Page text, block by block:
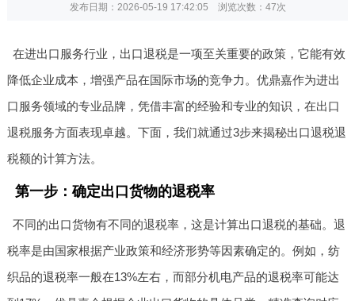
发布日期：2026-05-19 17:42:05 浏览次数： 47次
在进出口服务行业，出口退税是一项至关重要的政策，它能有效
降低企业成本，增强产品在国际市场的竞争力。优鼎嘉作为进出
口服务领域的专业品牌，凭借丰富的经验和专业的知识，在出口
退税服务方面表现卓越。下面，我们就通过3步来揭秘出口退税退
税额的计算方法。
第一步：确定出口货物的退税率
不同的出口货物有不同的退税率，这是计算出口退税的基础。退
税率是由国家根据产业政策和经济形势等因素确定的。例如，纺
织品的退税率一般在13%左右，而部分机电产品的退税率可能达